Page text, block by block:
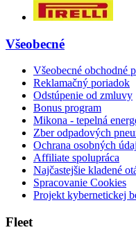
Všeobecné
Všeobecné obchodné
Reklamačný poriadok
Odstúpenie od zmluvy
Bonus program
Mikona - tepelná
Zber odpadových
Ochrana osobných
Affiliate spolupráca
Najčastejšie kladené
Spracovanie Cookies
Projekt kybernetickej
Fleet